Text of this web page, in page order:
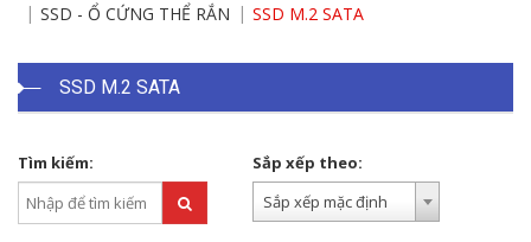
SSD - Ổ CỨNG THỂ RẮN
SSD M.2 SATA
SSD M.2 SATA
Tìm kiếm:
Sắp xếp theo:
Sắp xếp mặc định